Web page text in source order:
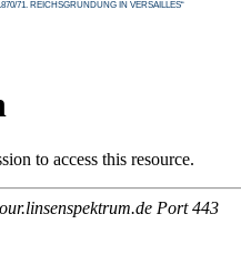
71. REICHSGRÜNDUNG IN VERSAILLES“